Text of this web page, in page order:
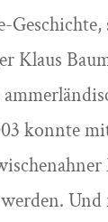
Klaus
konnte mit
Und